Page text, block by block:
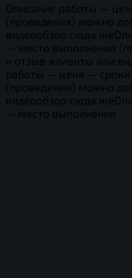
Описание работы —
(проведения) можно
видеообзор сюда
— место выполнения
и отзыв клиенты или
работы — цена —
(проведения) можно
видеообзор сюда
— место выполнения